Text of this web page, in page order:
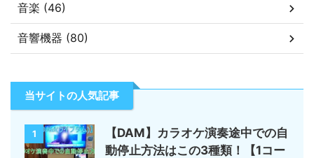
音楽 (46)
音響機器 (80)
当サイトの人気記事
1
【DAM】カラオケ演奏途中での自
動停止方法はこの3種類！【1コー